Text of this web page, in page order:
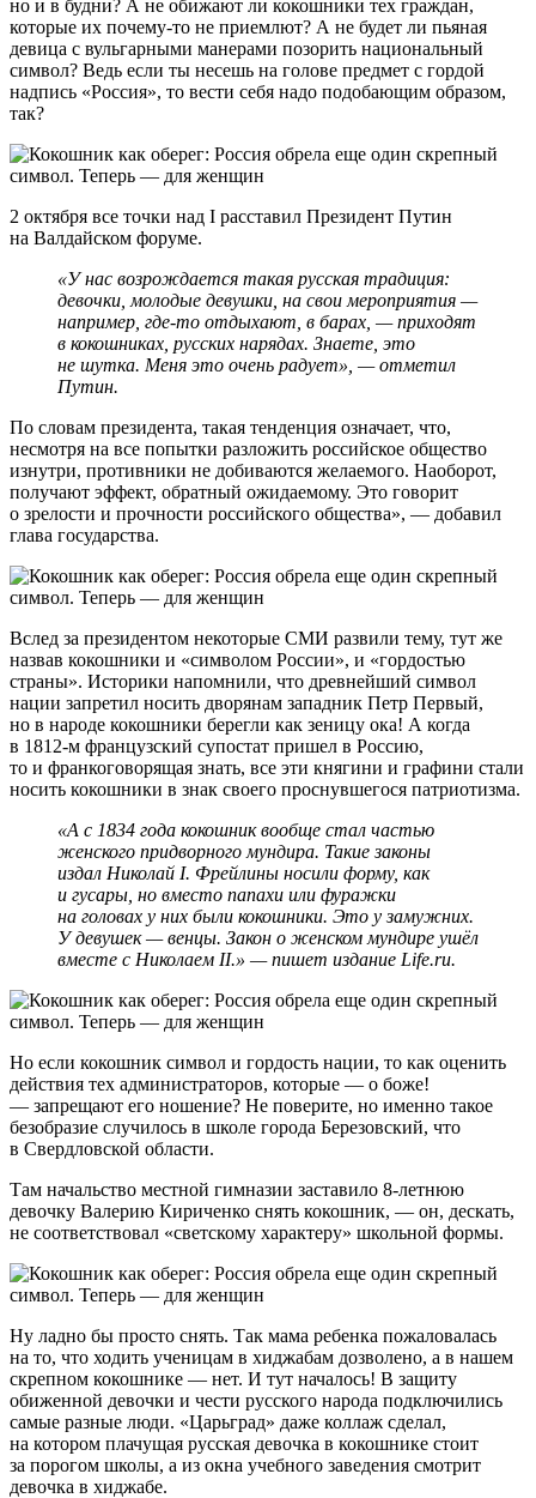
но и в будни? А не обижают ли кокошники тех граждан,
которые их почему-то не приемлют? А не будет ли пьяная
девица с вульгарными манерами позорить национальный
символ? Ведь если ты несешь на голове предмет с гордой
надпись «Россия», то вести себя надо подобающим образом,
так?
2 октября все точки над I расставил Президент Путин
на Валдайском форуме.
«У нас возрождается такая русская традиция:
девочки, молодые девушки, на свои мероприятия —
например, где-то отдыхают, в барах, — приходят
в кокошниках, русских нарядах. Знаете, это
не шутка. Меня это очень радует», — отметил
Путин.
По словам президента, такая тенденция означает, что,
несмотря на все попытки разложить российское общество
изнутри, противники не добиваются желаемого. Наоборот,
получают эффект, обратный ожидаемому. Это говорит
о зрелости и прочности российского общества», — добавил
глава государства.
Вслед за президентом некоторые СМИ развили тему, тут же
назвав кокошники и «символом России», и «гордостью
страны». Историки напомнили, что древнейший символ
нации запретил носить дворянам западник Петр Первый,
но в народе кокошники берегли как зеницу ока! А когда
в 1812-м французский супостат пришел в Россию,
то и франкоговорящая знать, все эти княгини и графини стали
носить кокошники в знак своего проснувшегося патриотизма.
«А с 1834 года кокошник вообще стал частью
женского придворного мундира. Такие законы
издал Николай I. Фрейлины носили форму, как
и гусары, но вместо папахи или фуражки
на головах у них были кокошники. Это у замужних.
У девушек — венцы. Закон о женском мундире ушёл
вместе с Николаем II.» — пишет издание Life.ru.
Но если кокошник символ и гордость нации, то как оценить
действия тех администраторов, которые — о боже!
— запрещают его ношение? Не поверите, но именно такое
безобразие случилось в школе города Березовский, что
в Свердловской области.
Там начальство местной гимназии заставило 8-летнюю
девочку Валерию Кириченко снять кокошник, — он, дескать,
не соответствовал «светскому характеру» школьной формы.
Ну ладно бы просто снять. Так мама ребенка пожаловалась
на то, что ходить ученицам в хиджабам дозволено, а в нашем
скрепном кокошнике — нет. И тут началось! В защиту
обиженной девочки и чести русского народа подключились
самые разные люди. «Царьград» даже коллаж сделал,
на котором плачущая русская девочка в кокошнике стоит
за порогом школы, а из окна учебного заведения смотрит
девочка в хиджабе.